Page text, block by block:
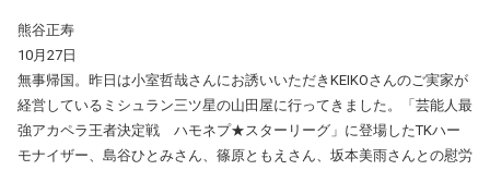
熊谷正寿
10月27日
無事帰国。昨日は小室哲哉さんにお誘いいただきKEIKOさんのご実家が
経営しているミシュラン三ツ星の山田屋に行ってきました。「芸能人最
強アカペラ王者決定戦 ハモネプ★スターリーグ」に登場したTKハー
モナイザー、島谷ひとみさん、篠原ともえさん、坂本美雨さんとの慰労